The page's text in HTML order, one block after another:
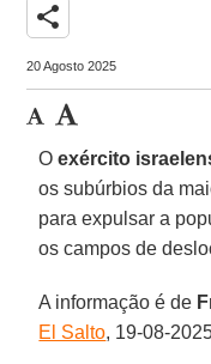
share
20 Agosto 2025
Oexército
os subúrbios da
para expulsar a
os campos de
A informação é de
El Salto, 19-08-